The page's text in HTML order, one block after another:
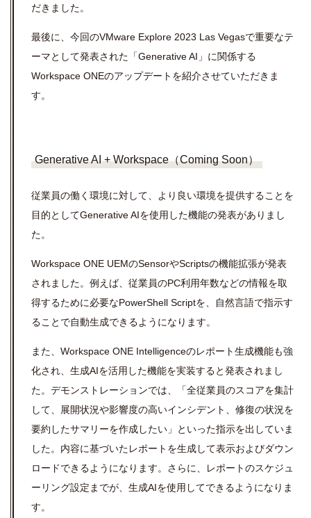
だきました。
最後に、今回のVMware Explore 2023 Las Vegasで重要なテ
ーマとして発表された「Generative AI 」に関係する
Workspace ONEのアップデートを紹介させていただきま
す。
Generative AI + Workspace（Coming Soon）
従業員の働く環境に対して、より良い環境を提供することを
目的としてGenerative AIを使用した機能の発表がありまし
た。
Workspace ONE UEMのSensorやScriptsの機能拡張が発表
されました。例えば、従業員のPC利用年数などの情報を取
得するために必要なPowerShell Scriptを、自然言語で指示す
ることで自動生成できるようになります。
また、Workspace ONE Intelligenceのレポート生成機能も強
化され、生成AIを活用した機能を実装すると発表されまし
た。デモンストレーションでは、「全従業員のスコアを集計
して、展開状況や影響度の高いインシデント、修復の状況を
要約したサマリーを作成したい」といった指示を出していま
した。内容に基づいたレポートを生成して表示およびダウン
ロードできるようになります。さらに、レポートのスケジュ
ーリング設定までが、生成AIを使用してできるようになりま
す。